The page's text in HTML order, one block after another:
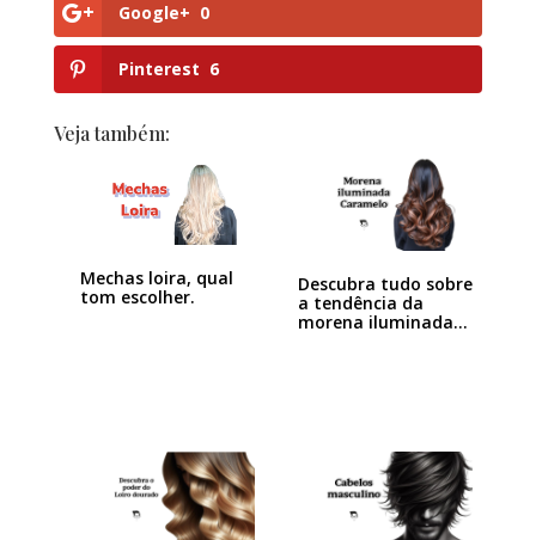
Google+ 0
Pinterest 6
Veja também:
Mechas loira, qual
tom escolher.
Descubra tudo sobre
a tendência da
morena iluminada…